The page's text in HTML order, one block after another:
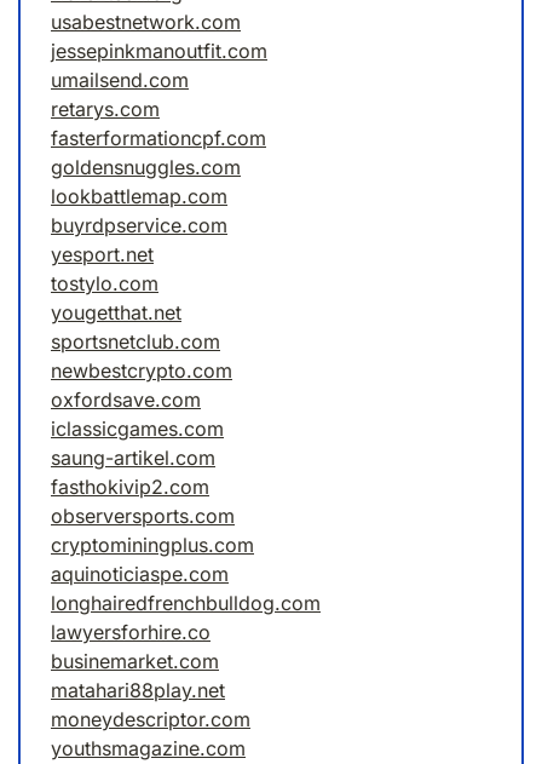
usabestnetwork.com
jessepinkmanoutfit.com
umailsend.com
retarys.com
fasterformationcpf.com
goldensnuggles.com
lookbattlemap.com
buyrdpservice.com
yesport.net
tostylo.com
yougetthat.net
sportsnetclub.com
newbestcrypto.com
oxfordsave.com
iclassicgames.com
saung-artikel.com
fasthokivip2.com
observersports.com
cryptominingplus.com
aquinoticiaspe.com
longhairedfrenchbulldog.com
lawyersforhire.co
businemarket.com
matahari88play.net
moneydescriptor.com
youthsmagazine.com